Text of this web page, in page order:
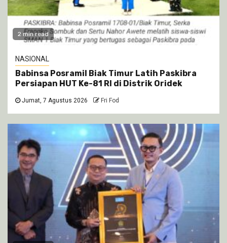
2 min read
NASIONAL
Babinsa Posramil Biak Timur Latih Paskibra
Persiapan HUT Ke-81 RI di Distrik Oridek
Jumat, 7 Agustus 2026 Fri Fod